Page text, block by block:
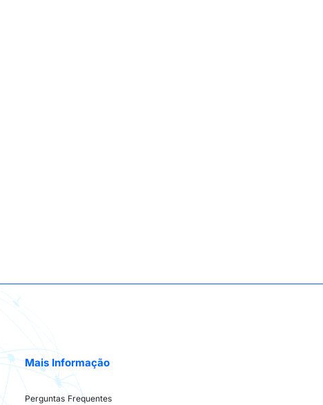
Mais Informação
Perguntas Frequentes